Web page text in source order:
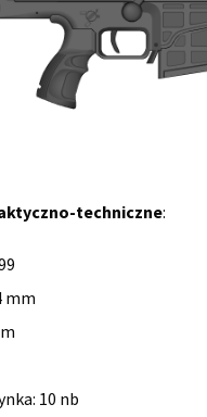
techniczne:
mm
10 nb